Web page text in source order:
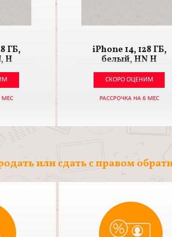
ГБ,
Н
МЕС
iPhone 14, 128 ГБ,
белый, HN H
СКОРО ОЦЕНИМ
РАССРОЧКА НА 6 МЕС
или сдать с правом